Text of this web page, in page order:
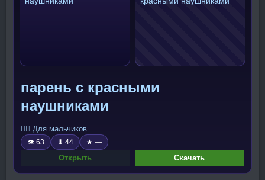
парень с красными
наушниками
🧍‍♂️ Для мальчиков
👁 63 ⬇ 44 ★ —
Открыть Скачать